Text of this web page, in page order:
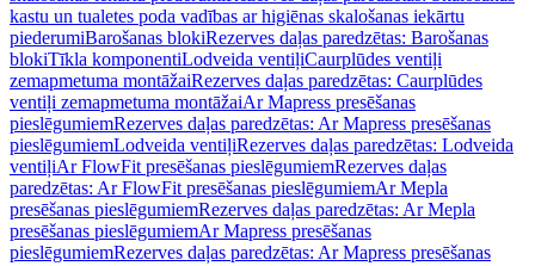
kastu un tualetes poda vadības ar higiēnas skalošanas iekārtu
piederumiBarošanas blokiRezerves daļas paredzētas: Barošanas
blokiTīkla komponentiLodveida ventiļiCaurplūdes ventiļi
zemapmetuma montāžaiRezerves daļas paredzētas: Caurplūdes
ventiļi zemapmetuma montāžaiAr Mapress presēšanas
pieslēgumiemRezerves daļas paredzētas: Ar Mapress presēšanas
pieslēgumiemLodveida ventiļiRezerves daļas paredzētas: Lodveida
ventiļiAr FlowFit presēšanas pieslēgumiemRezerves daļas
paredzētas: Ar FlowFit presēšanas pieslēgumiemAr Mepla
presēšanas pieslēgumiemRezerves daļas paredzētas: Ar Mepla
presēšanas pieslēgumiemAr Mapress presēšanas
pieslēgumiemRezerves daļas paredzētas: Ar Mapress presēšanas